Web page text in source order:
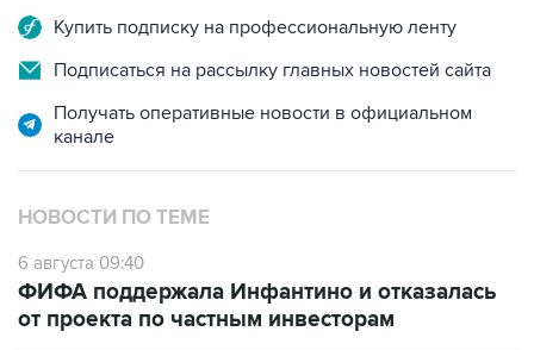
Купить подписку на профессиональную ленту
Подписаться на рассылку главных новостей сайта
Получать оперативные новости в официальном
канале
НОВОСТИ ПО ТЕМЕ
6 августа 09:40
ФИФА поддержала Инфантино и отказалась
от проекта по частным инвесторам